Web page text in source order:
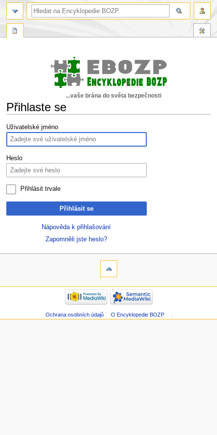
...vaše brána do světa bezpečnosti
Přihlaste se
Skočit
na
navigaci
Skočit
na
vyhledávání
Uživatelské jméno
Heslo
Přihlásit trvale
Přihlásit se
Nápověda k přihlašování
Zapomněli jste heslo?
Ochrana osobních údajů O Encyklopedie BOZP